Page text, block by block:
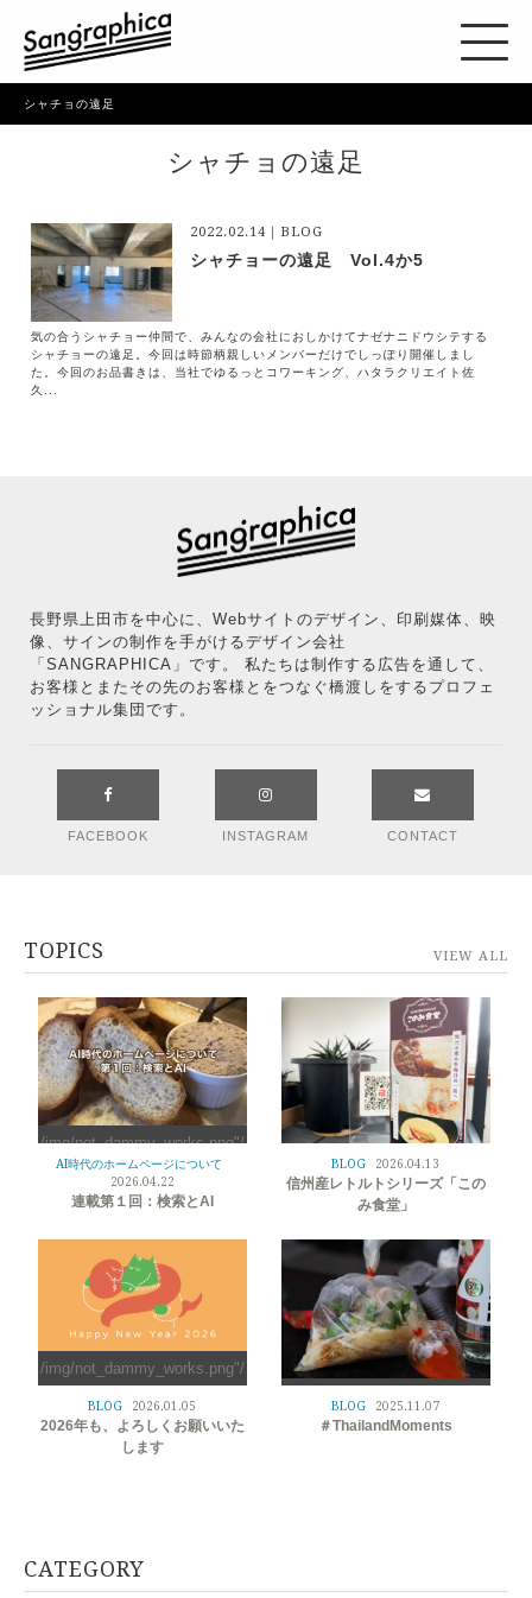
シャチョの遠足
シャチョの遠足
2022.02.14｜BLOG
シャチョーの遠足 Vol.4か5
気の合うシャチョー仲間で、みんなの会社におしかけてナゼナニドウシテする
シャチョーの遠足。今回は時節柄親しいメンバーだけでしっぽり開催しまし
た。今回のお品書きは、当社でゆるっとコワーキング、ハタラクリエイト佐
久...
長野県上田市を中心に、Webサイトのデザイン、印刷媒体、映
像、サインの制作を手がけるデザイン会社
「SANGRAPHICA」です。 私たちは制作する広告を通して、
お客様とまたその先のお客様とをつなぐ橋渡しをするプロフェ
ッショナル集団です。
FACEBOOK INSTAGRAM CONTACT
TOPICS VIEW ALL
/img/not_dammy_works.png"/
>
AI時代のホームページについて
2026.04.22
連載第１回：検索とAI
/img/not_dammy_works.png"/
>
BLOG 2026.04.13
信州産レトルトシリーズ「この
み食堂」
/img/not_dammy_works.png"/
>
BLOG 2026.01.05
2026年も、よろしくお願いいた
します
>
BLOG 2025.11.07
＃ThailandMoments
CATEGORY